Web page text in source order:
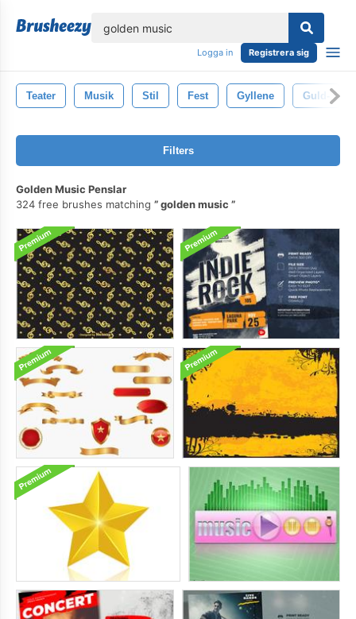
Logga in Registrera sig
Teater Musik Stil Fest Gyllene Guld-
Filters
Golden Music Penslar
324 free brushes matching
golden music